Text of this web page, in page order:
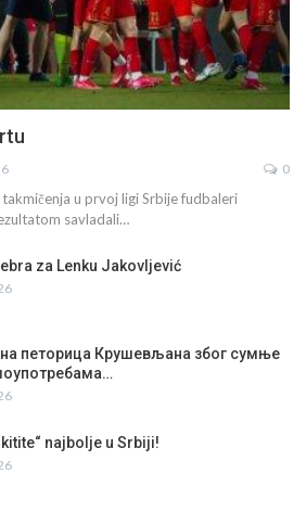
0
u prvoj ligi Srbije fudbaleri
savladali…
za Lenku Jakovljević
петорица Крушевљана због сумње
najbolje u Srbiji!